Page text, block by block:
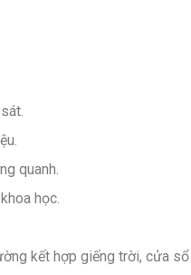
quanh.
học.
kết hợp giếng trời, cửa